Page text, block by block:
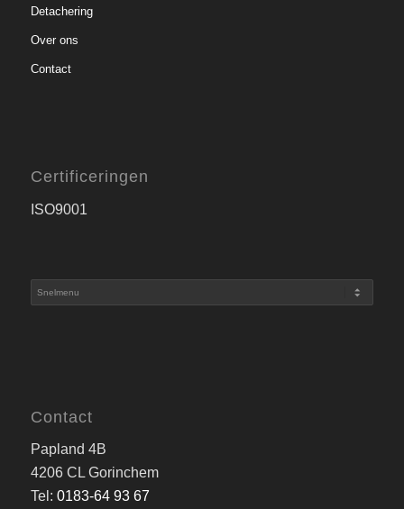
Detachering
Over ons
Contact
Certificeringen
ISO9001
Contact
Papland 4B
4206 CL Gorinchem
Tel: 0183-64 93 67